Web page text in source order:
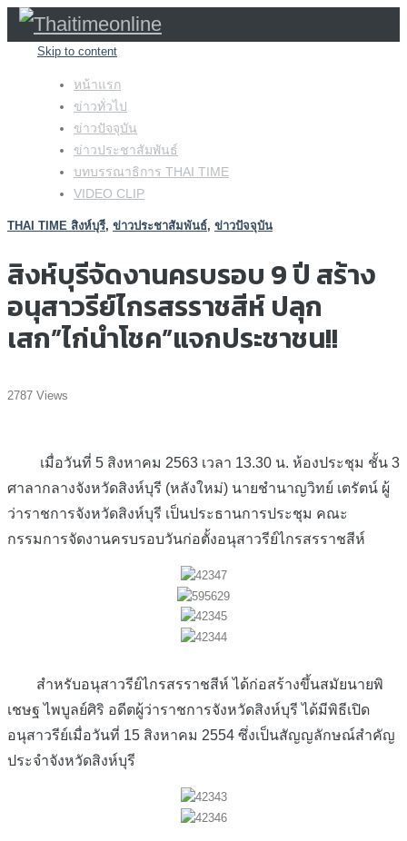
Skip to content
หน้าแรก
ข่าวทั่วไป
ข่าวปัจจุบัน
ข่าวประชาสัมพันธ์
บทบรรณาธิการ THAI TIME
VIDEO CLIP
THAI TIME สิงห์บุรี, ข่าวประชาสัมพันธ์, ข่าวปัจจุบัน
สิงห์บุรีจัดงานครบรอบ 9 ปี สร้าง
อนุสาวรีย์ไกรสรราชสีห์ ปลุก
เสก”ไก่นำโชค”แจกประชาชน!!
2787 Views
เมื่อวันที่ 5 สิงหาคม 2563 เวลา 13.30 น. ห้องประชุม ชั้น 3
ศาลากลางจังหวัดสิงห์บุรี (หลังใหม่) นายชำนาญวิทย์ เตรัตน์ ผู้
ว่าราชการจังหวัดสิงห์บุรี เป็นประธานการประชุม คณะ
กรรมการจัดงานครบรอบวันก่อตั้งอนุสาวรีย์ไกรสรราชสีห์
สำหรับอนุสาวรีย์ไกรสรราชสีห์ ได้ก่อสร้างขึ้นสมัยนายพิ
เชษฐ ไพบูลย์ศิริ อดีตผู้ว่าราชการจังหวัดสิงห์บุรี ได้มีพิธีเปิด
อนุสาวรีย์เมื่อวันที่ 15 สิงหาคม 2554 ซึ่งเป็นสัญญลักษณ์สำคัญ
ประจำจังหวัดสิงห์บุรี